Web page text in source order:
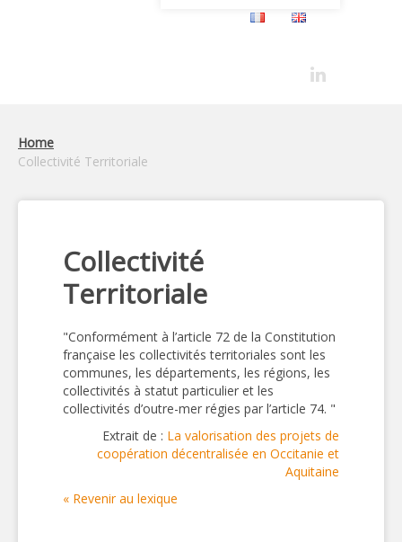
Home
Collectivité Territoriale
Collectivité
Territoriale
"Conformément à l’article 72 de la Constitution
française les collectivités territoriales sont les
communes, les départements, les régions, les
collectivités à statut particulier et les
collectivités d’outre-mer régies par l’article 74. "
Extrait de : La valorisation des projets de
coopération décentralisée en Occitanie et
Aquitaine
« Revenir au lexique